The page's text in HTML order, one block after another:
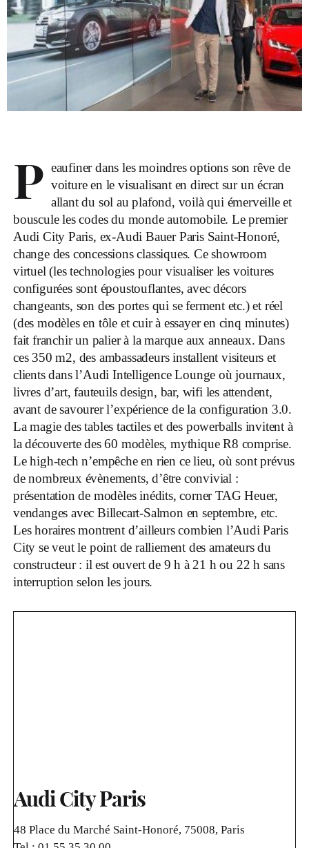
P eaufiner dans les moindres options son rêve de
voiture en le visualisant en direct sur un écran
allant du sol au plafond, voilà qui émerveille et
bouscule les codes du monde automobile. Le premier
Audi City Paris, ex-Audi Bauer Paris Saint-Honoré,
change des concessions classiques. Ce showroom
virtuel (les technologies pour visualiser les voitures
configurées sont époustouflantes, avec décors
changeants, son des portes qui se ferment etc.) et réel
(des modèles en tôle et cuir à essayer en cinq minutes)
fait franchir un palier à la marque aux anneaux. Dans
ces 350 m2, des ambassadeurs installent visiteurs et
clients dans l’Audi Intelligence Lounge où journaux,
livres d’art, fauteuils design, bar, wifi les attendent,
avant de savourer l’expérience de la configuration 3.0.
La magie des tables tactiles et des powerballs invitent à
la découverte des 60 modèles, mythique R8 comprise.
Le high-tech n’empêche en rien ce lieu, où sont prévus
de nombreux évènements, d’être convivial :
présentation de modèles inédits, corner TAG Heuer,
vendanges avec Billecart-Salmon en septembre, etc.
Les horaires montrent d’ailleurs combien l’Audi Paris
City se veut le point de ralliement des amateurs du
constructeur : il est ouvert de 9 h à 21 h ou 22 h sans
interruption selon les jours.
Audi City Paris
48 Place du Marché Saint-Honoré, 75008, Paris